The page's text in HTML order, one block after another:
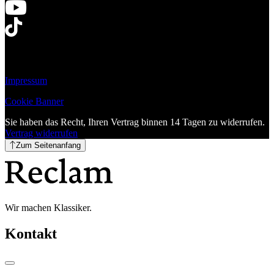
Impressum
Cookie Banner
Sie haben das Recht, Ihren Vertrag binnen 14 Tagen zu widerrufen.
Vertrag widerrufen
Zum Seitenanfang
Wir machen Klassiker.
Kontakt